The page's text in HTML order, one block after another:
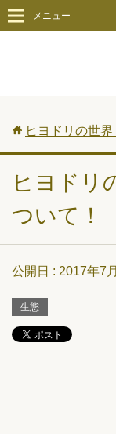
メニュー
ヒヨドリの世界
ヒヨドリ
ついて！
公開日 : 2017年7
生態